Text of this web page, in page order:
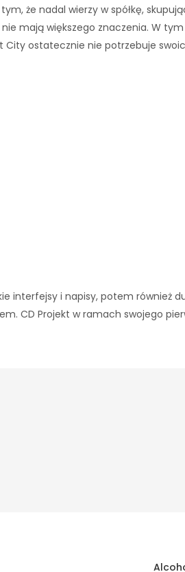
że nadal wierzy w spółkę,
mają większego znaczenia. W
ostatecznie nie potrzebuje
interfejsy i napisy, potem również
CD Projekt w ramach swojego